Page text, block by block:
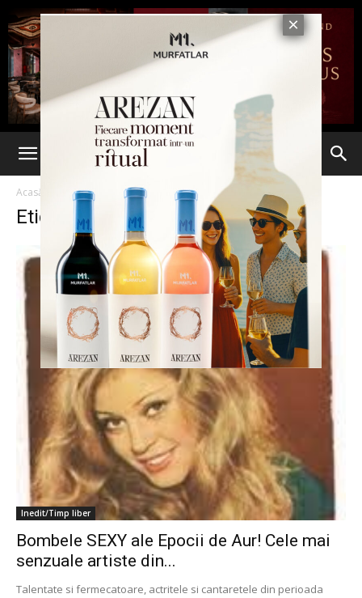
Acasă Etichete Bombe sexy
Etichetă: bombe sexy
Inedit/Timp liber
Bombele SEXY ale Epocii de Aur! Cele mai
senzuale artiste din...
Talentate si fermecatoare, actritele si cantaretele din perioada